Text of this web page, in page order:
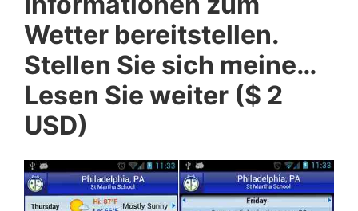
Wetter bereitstellen.
Stellen Sie sich meine…
Lesen Sie weiter ($ 2
USD)